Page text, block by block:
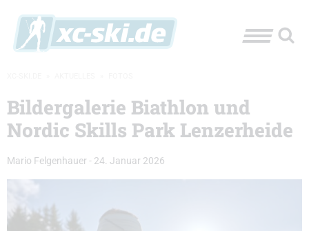
Bildergalerie Biathlon und
Nordic Skills Park Lenzerheide
Mario Felgenhauer - 24. Januar 2026